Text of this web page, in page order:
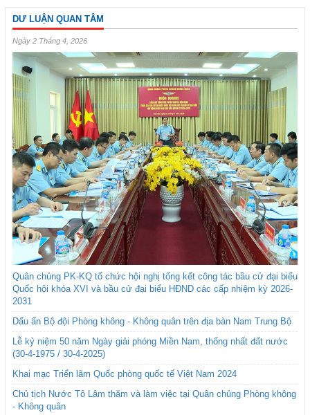
DƯ LUẬN QUAN TÂM
Ngày 2 Tháng 4, 2026
Quân chủng PK-KQ tổ chức hội nghị tổng kết công tác bầu cử đại biểu
Quốc hội khóa XVI và bầu cử đại biểu HĐND các cấp nhiệm kỳ 2026-
2031
Dấu ấn Bộ đội Phòng không - Không quân trên địa bàn Nam Trung Bộ
Lễ kỷ niệm 50 năm Ngày giải phóng Miền Nam, thống nhất đất nước
(30-4-1975 / 30-4-2025)
Khai mạc Triển lãm Quốc phòng quốc tế Việt Nam 2024
Chủ tịch Nước Tô Lâm thăm và làm việc tại Quân chủng Phòng không
- Không quân